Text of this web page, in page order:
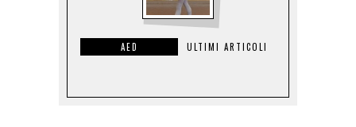
AED ULTIMI ARTICOLI